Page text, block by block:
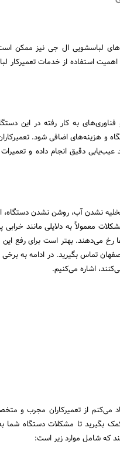
های لباسشویی ال جی نیز ممکن
استفاده از خدمات تعمیرکار
به کار رفته در این
و هزینه‌های اضافی شود.
دقیق انجام داده و
نشدن آب، روشن نشدن دستگاه،
معمولاً به دلایلی مانند خرابی
رخ می‌دهند. بهتر است برای رفع
تماس بگیرید. در ادامه به
اشاره می‌کنیم.
می‌کنم از تعمیرکاران مجرب و
کمک بگیرید تا مشکلات دستگاه شما
که شامل موارد زیر است: